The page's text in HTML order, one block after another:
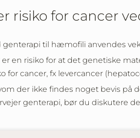
risiko for cancer
genterapi til hæmofili anvendes
er en risiko for at det genetiske
for cancer, fx levercancer
der ikke findes noget bevis på
genterapi, bør du diskutere